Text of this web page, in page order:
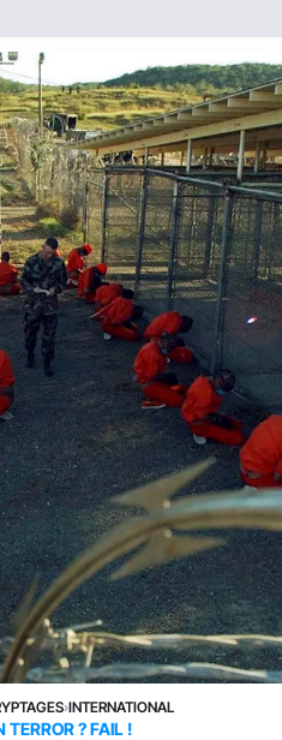
›INTERNATIONAL
TERROR ? FAIL !